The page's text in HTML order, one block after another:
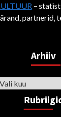
–
partnerid,
Arhiiv